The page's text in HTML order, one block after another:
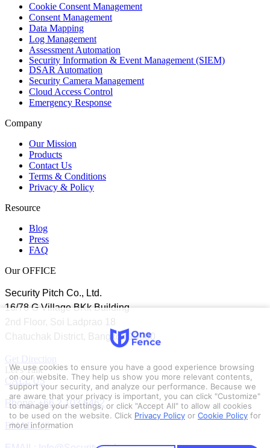
Cookie Consent Management
Consent Management
Data Mapping
Log Management
Assessment Automation
Security Information & Event Management (SIEM)
DSAR Automation
Security Camera Management
Cloud Access Control
Emergency Response
Company
Our Mission
Products
Contact Us
Terms & Conditions
Privacy & Policy
Resource
Blog
Press
FAQ
Our OFFICE
Security Pitch Co., Ltd.
16/78 G Village BKk Building
2nd Floor, Soi Ladprao 18
Chatuchak District, Bangkok 10900
Get Direction
Let’s Talk
CALL US
Phone: +66 2 103 6462
EMAIL US
We use cookies to ensure you have a good experience browsing
on our website. They help us show you more relevant contents,
support your security, and analyze our performance. Because we
are aware that your privacy is important, you can click "Customize"
to manage your settings, or click "Accept All" to allow all cookies
to be used on the website. Click Privacy Policy or Cookie Policy for
more information